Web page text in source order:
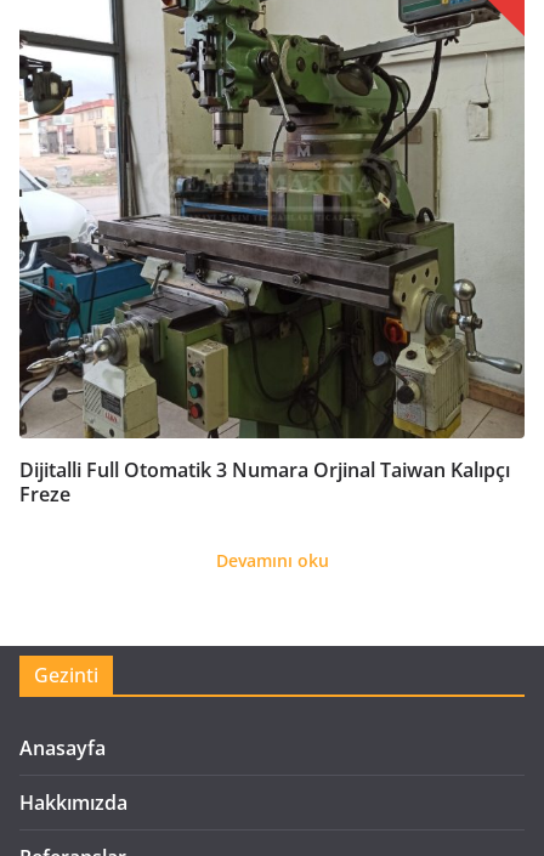
Dijitalli Full Otomatik 3 Numara Orjinal Taiwan Kalıpçı
Freze
Devamını oku
Gezinti
Anasayfa
Hakkımızda